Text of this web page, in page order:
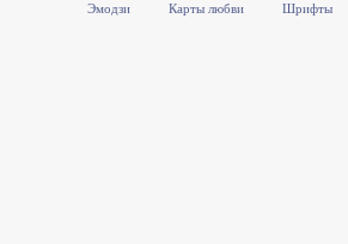
Эмодзи Карты любви Шрифты